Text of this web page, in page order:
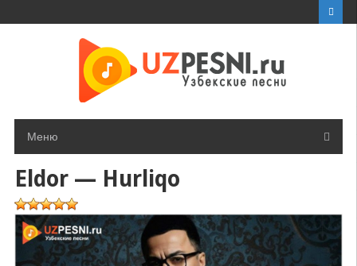
Меню
Eldor — Hurliqo